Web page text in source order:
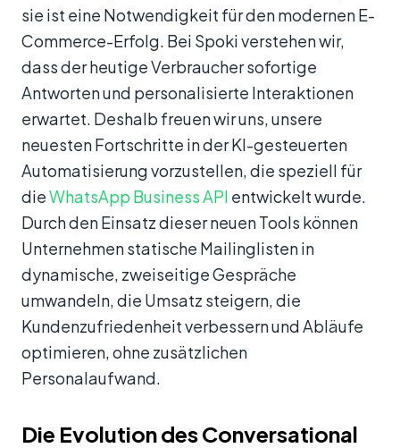
sie ist eine Notwendigkeit für den modernen E-
Commerce-Erfolg. Bei Spoki verstehen wir,
dass der heutige Verbraucher sofortige
Antworten und personalisierte Interaktionen
erwartet. Deshalb freuen wir uns, unsere
neuesten Fortschritte in der KI-gesteuerten
Automatisierung vorzustellen, die speziell für
dieWhatsApp Business API entwickelt wurde.
Durch den Einsatz dieser neuen Tools können
Unternehmen statische Mailinglisten in
dynamische, zweiseitige Gespräche
umwandeln, die Umsatz steigern, die
Kundenzufriedenheit verbessern und Abläufe
optimieren, ohne zusätzlichen
Personalaufwand.
Die Evolution des Conversational